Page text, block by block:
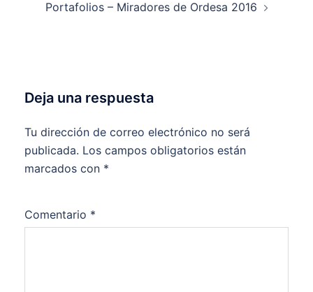
Portafolios – Miradores de Ordesa 2016
Deja una respuesta
Tu dirección de correo electrónico no será
publicada. Los campos obligatorios están
marcados con *
Comentario *